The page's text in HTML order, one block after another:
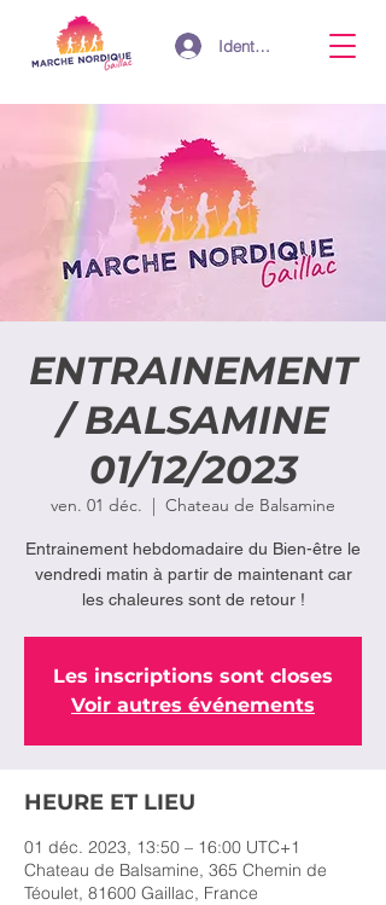
Identifiant
ENTRAINEMENT
/ BALSAMINE
01/12/2023
ven. 01 déc.
  |
Chateau de Balsamine
Entrainement hebdomadaire du Bien-être le
vendredi matin à partir de maintenant car
Les inscriptions sont closes
Voir autres événements
HEURE ET LIEU
01 déc. 2023, 13:50 – 16:00 UTC+1
Chateau de Balsamine, 365 Chemin de
Téoulet, 81600 Gaillac, France